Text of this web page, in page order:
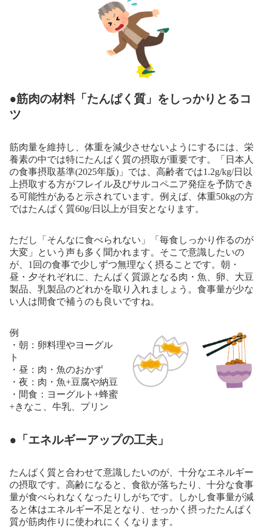
●筋肉の材料「たんぱく質」をしっかりとるコ
ツ
筋肉量を維持し、体重を減少させないようにするには、栄
養素の中では特にたんぱく質の摂取が重要です。「日本人
の食事摂取基準(2025年版)」では、高齢者では1.2g/kg/日以
上摂取する方がフレイル及びサルコペニア発症を予防でき
る可能性があると示されています。例えば、体重50kgの方
ではたんぱく質60g/日以上が目安となります。
ただし「そんなに食べられない」「毎食しっかり作るのが
大変」という声も多く聞かれます。そこで意識したいの
が、1回の食事で少しずつ無理なく摂ることです。朝・
昼・夕それぞれに、たんぱく質源となる肉・魚、卵、大豆
製品、乳製品のどれかを取り入れましょう。食事量が少な
い人は間食で補うのも良いですね。
例
・朝：卵料理やヨーグル
ト
・昼：肉・魚のおかず
・夜：肉・魚+豆腐や納豆
・間食：ヨーグルト+蜂蜜
+きなこ、牛乳、プリン
●「エネルギーアップの工夫」
たんぱく質と合わせて意識したいのが、十分なエネルギー
の摂取です。高齢になると、食欲が落ちたり、十分な食事
量が食べられなくなったりしがちです。しかし食事量が減
ると体はエネルギー不足となり、せっかく摂ったたんぱく
質が筋肉作りに使われにくくなります。